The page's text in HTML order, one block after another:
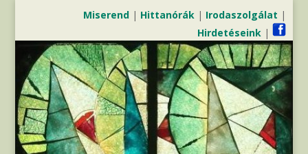
Miserend| Hittanórák| Irodaszolgálat |
Hirdetéseink|